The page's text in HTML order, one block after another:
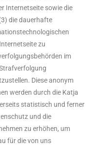
Internetseite sowie die
die dauerhafte
zu
im
Diese anonym
werden durch die Katja
statistisch und ferner
und die
zu erhöhen, um
für die von uns